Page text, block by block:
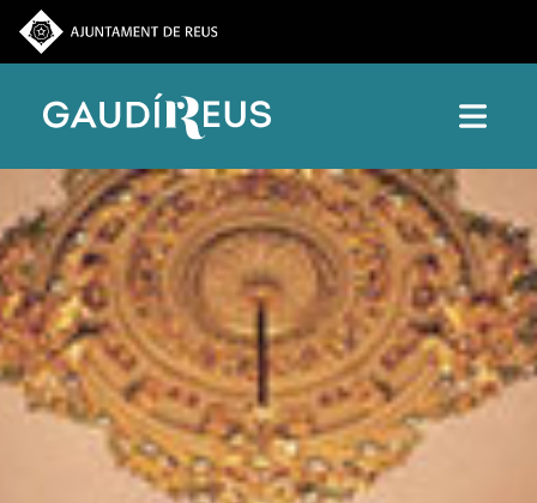
Pasar al contenido principal